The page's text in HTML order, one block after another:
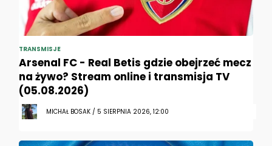
TRANSMISJE
Arsenal FC - Real Betis gdzie obejrzeć mecz
na żywo? Stream online i transmisja TV
(05.08.2026)
MICHAŁ BOSAK / 5 SIERPNIA 2026, 12:00